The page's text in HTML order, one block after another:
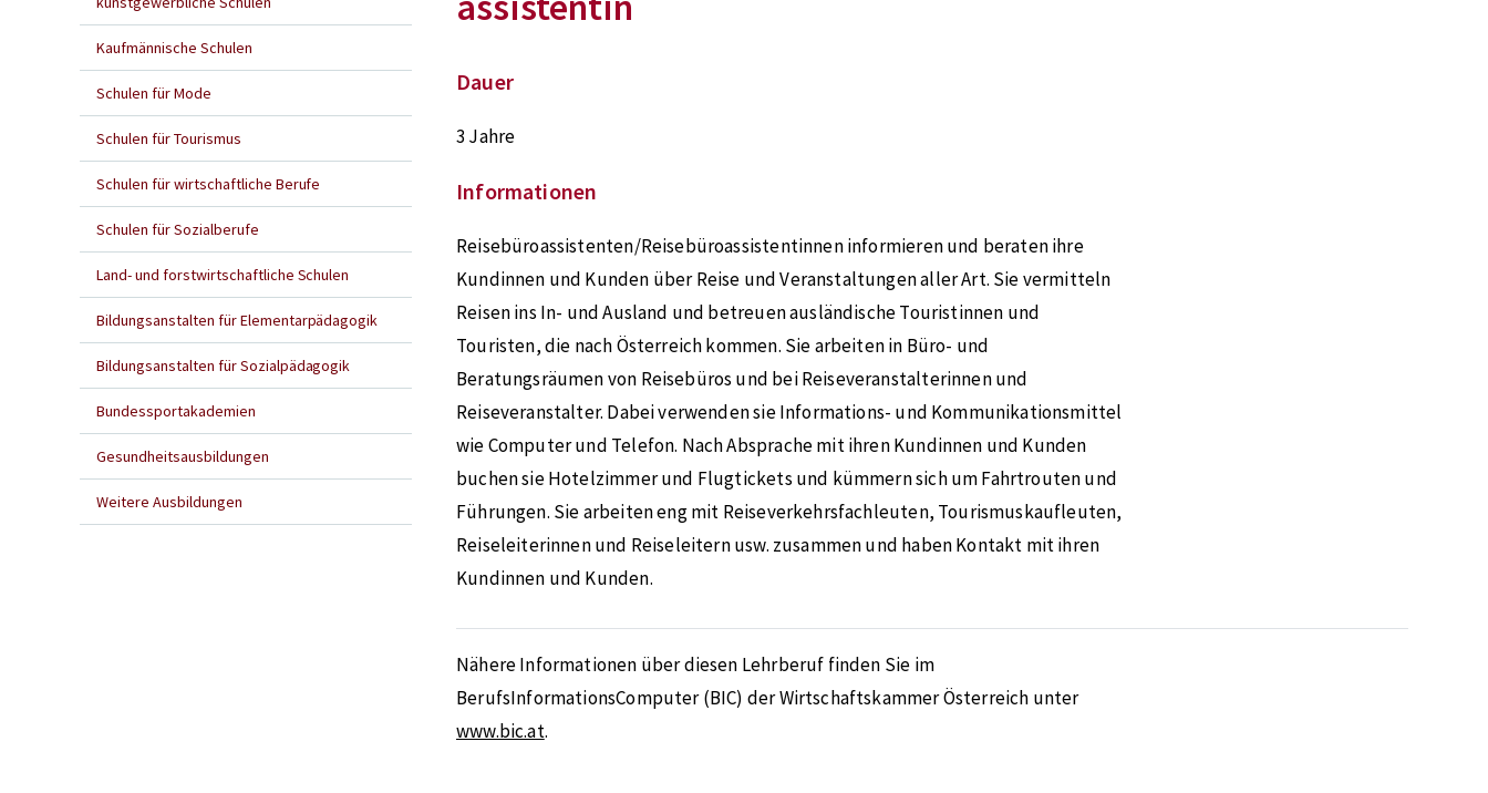
Kaufmännische Schulen
Schulen für Mode
Schulen für Tourismus
Schulen für wirtschaftliche Berufe
Schulen für Sozialberufe
Land- und forstwirtschaftliche Schulen
Bildungsanstalten für Elementarpädagogik
Bildungsanstalten für Sozialpädagogik
Bundessportakademien
Gesundheitsausbildungen
Weitere Ausbildungen
Dauer
3 Jahre
Informationen
Reisebüroassistenten/Reisebüroassistentinnen informieren und beraten ihre
Kundinnen und Kunden über Reise und Veranstaltungen aller Art. Sie vermitteln
Reisen ins In- und Ausland und betreuen ausländische Touristinnen und
Touristen, die nach Österreich kommen. Sie arbeiten in Büro- und
Beratungsräumen von Reisebüros und bei Reiseveranstalterinnen und
Reiseveranstalter. Dabei verwenden sie Informations- und Kommunikationsmittel
wie Computer und Telefon. Nach Absprache mit ihren Kundinnen und Kunden
buchen sie Hotelzimmer und Flugtickets und kümmern sich um Fahrtrouten und
Führungen. Sie arbeiten eng mit Reiseverkehrsfachleuten, Tourismuskaufleuten,
Reiseleiterinnen und Reiseleitern usw. zusammen und haben Kontakt mit ihren
Kundinnen und Kunden.
Nähere Informationen über diesen Lehrberuf finden Sie im
BerufsInformationsComputer (BIC) der Wirtschaftskammer Österreich unter
www.bic.at.